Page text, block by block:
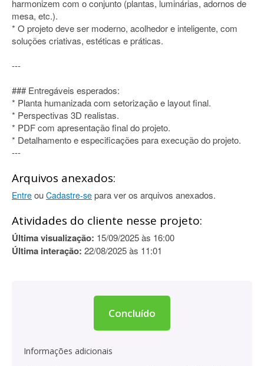
harmonizem com o conjunto (plantas, luminárias, adornos de
mesa, etc.).
* O projeto deve ser moderno, acolhedor e inteligente, com
soluções criativas, estéticas e práticas.
---
### Entregáveis esperados:
* Planta humanizada com setorização e layout final.
* Perspectivas 3D realistas.
* PDF com apresentação final do projeto.
* Detalhamento e especificações para execução do projeto.
---
Arquivos anexados:
Entre ou Cadastre-se para ver os arquivos anexados.
Atividades do cliente nesse projeto:
Última visualização: 15/09/2025 às 16:00
Última interação: 22/08/2025 às 11:01
Concluído
Informações adicionais